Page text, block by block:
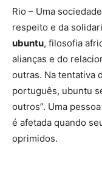
Rio – Uma
respeito e da
ubuntu, filosofia
alianças e do
outras. Na tentativa
português, ubuntu
outros”. Uma
é afetada quando
oprimidos.